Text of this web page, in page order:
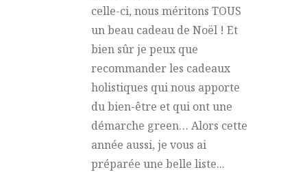
celle-ci, nous méritons TOUS
un beau cadeau de Noël ! Et
bien sûr je peux que
recommander les cadeaux
holistiques qui nous apporte
du bien-être et qui ont une
démarche green… Alors cette
année aussi, je vous ai
préparée une belle liste...